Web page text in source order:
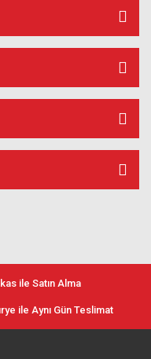
ile Satın Alma
ile Aynı Gün Teslimat